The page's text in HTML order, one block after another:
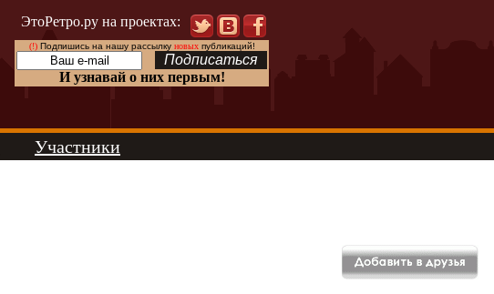
ЭтоРетро.ру на проектах:
(!)Подпишись на нашу рассылку новыхпубликаций!
И узнавай о них первым!
Участники